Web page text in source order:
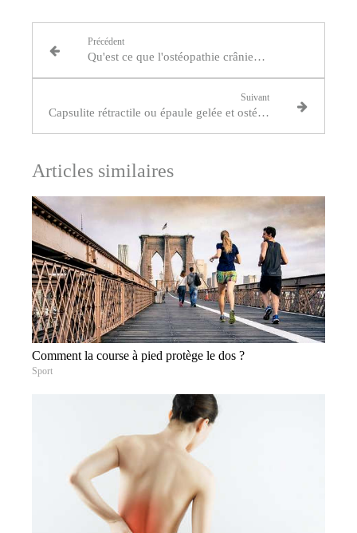
Précédent
Qu'est ce que l'ostéopathie crânienne ?
Suivant
Capsulite rétractile ou épaule gelée et ostéopathie
Articles similaires
Comment la course à pied protège le dos ?
Sport